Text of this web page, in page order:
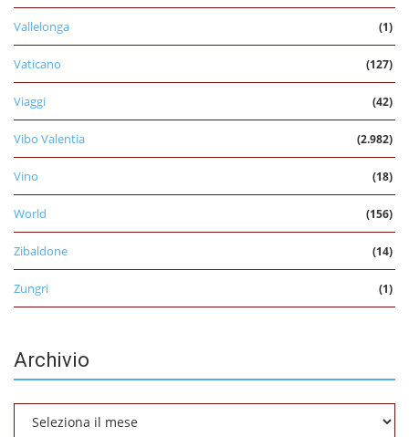
Vallelonga (1)
Vaticano (127)
Viaggi (42)
Vibo Valentia (2.982)
Vino (18)
World (156)
Zibaldone (14)
Zungri (1)
Archivio